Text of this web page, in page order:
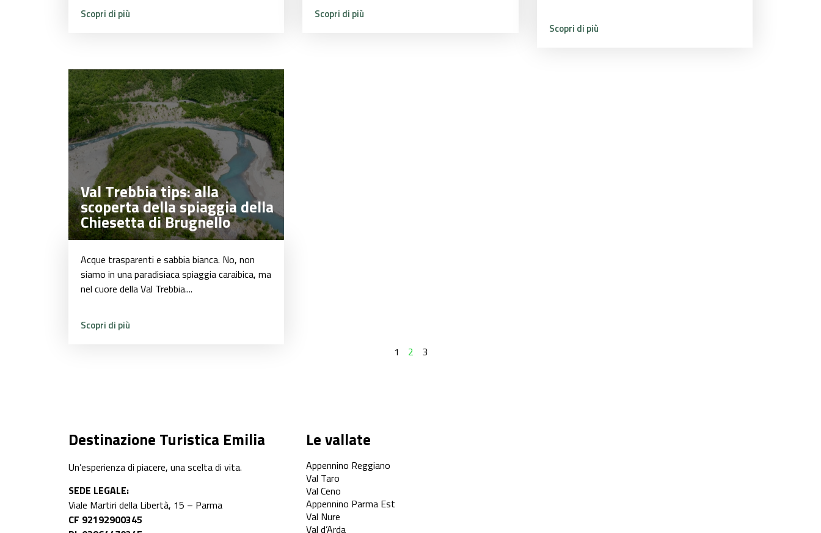
Scopri di più Scopri di più
Scopri di più
Val Trebbia tips: alla
scoperta della spiaggia della
Chiesetta di Brugnello
Val Trebbia tips: alla
scoperta della spiaggia della
Chiesetta di Brugnello
Acque trasparenti e sabbia bianca. No, non
siamo in una paradisiaca spiaggia caraibica, ma
nel cuore della Val Trebbia....
Scopri di più
1 2 3
Destinazione Turistica Emilia
Un’esperienza di piacere, una scelta di vita.
SEDE LEGALE:
Viale Martiri della Libertà, 15 – Parma
CF 92192900345
Le vallate
Appennino Reggiano
Val Taro
Val Ceno
Appennino Parma Est
Val Nure
Val d’Arda